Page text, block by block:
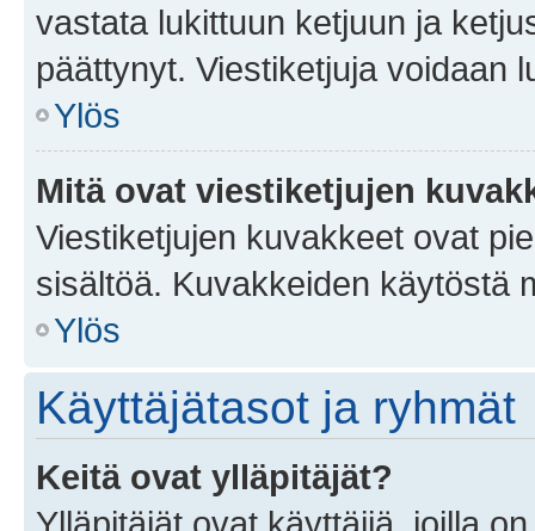
vastata lukittuun ketjuun ja
päättynyt. Viestiketjuja voidaan
Ylös
Mitä ovat viestiketjujen
Viestiketjujen kuvakkeet ovat
sisältöä. Kuvakkeiden käytöstä
Ylös
Käyttäjätasot ja ryhmät
Keitä ovat ylläpitäjät?
Ylläpitäjät ovat käyttäjiä, joilla